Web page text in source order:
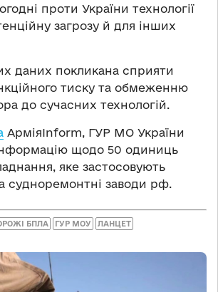
проти України технології
загрозу й для інших
даних покликана сприяти
тиску та обмеженню
до сучасних технологій.
АрміяInform, ГУР МО України
щодо 50 одиниць
яке застосовують
судноремонтні заводи рф.
БПЛА ГУР МОУ ЛАНЦЕТ